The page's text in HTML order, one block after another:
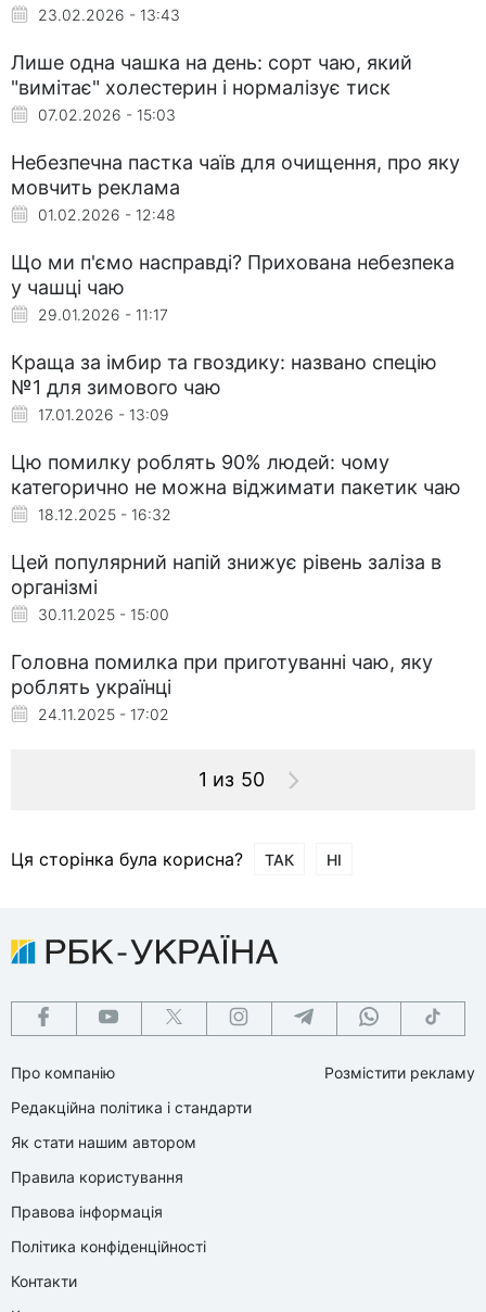
23.02.2026 - 13:43
Лише одна чашка на день: сорт чаю, який
"вимітає" холестерин і нормалізує тиск
07.02.2026 - 15:03
Небезпечна пастка чаїв для очищення, про яку
мовчить реклама
01.02.2026 - 12:48
Що ми п'ємо насправді? Прихована небезпека
у чашці чаю
29.01.2026 - 11:17
Краща за імбир та гвоздику: названо спецію
№1 для зимового чаю
17.01.2026 - 13:09
Цю помилку роблять 90% людей: чому
категорично не можна віджимати пакетик чаю
18.12.2025 - 16:32
Цей популярний напій знижує рівень заліза в
організмі
30.11.2025 - 15:00
Головна помилка при приготуванні чаю, яку
роблять українці
24.11.2025 - 17:02
1 из 50
Ця сторінка була корисна? ТАК НІ
Про компанію
Редакційна політика і стандарти
Як стати нашим автором
Правила користування
Правова інформація
Політика конфіденційності
Контакти
Розмістити рекламу